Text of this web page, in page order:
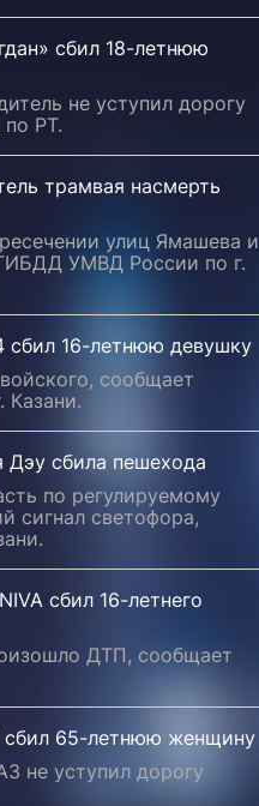
сбил 18-летнюю
не уступил дорогу
РТ.
трамвая насмерть
улиц Ямашева и
УМВД России по г.
сбил 16-летнюю девушку
сообщает
Дэу сбила пешехода
по регулируемому
сигнал светофора,
сбил 16-летнего
ДТП, сообщает
сбил 65-летнюю женщину
не уступил дорогу